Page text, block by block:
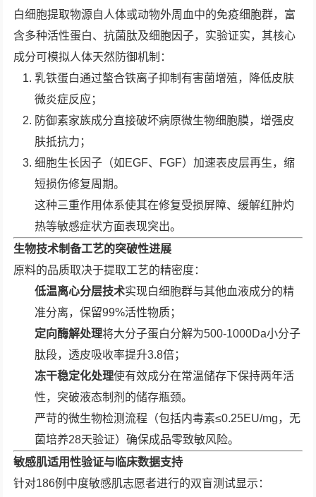
白细胞提取物源自人体或动物外周血中的免疫细胞群，富
含多种活性蛋白、抗菌肽及细胞因子，实验证实，其核心
成分可模拟人体天然防御机制：
乳铁蛋白通过螯合铁离子抑制有害菌增殖，降低皮肤
微炎症反应；
防御素家族成分直接破坏病原微生物细胞膜，增强皮
肤抵抗力；
细胞生长因子（如EGF、FGF）加速表皮层再生，缩
短损伤修复周期。
这种三重作用体系使其在修复受损屏障、缓解红肿灼
热等敏感症状方面表现突出。
生物技术制备工艺的突破性进展
原料的品质取决于提取工艺的精密度：
低温离心分层技术实现白细胞群与其他血液成分的精
准分离，保留99%活性物质；
定向酶解处理将大分子蛋白分解为500-1000Da小分子
肽段，透皮吸收率提升3.8倍；
冻干稳定化处理使有效成分在常温储存下保持两年活
性，突破液态制剂的储存瓶颈。
严苛的微生物检测流程（包括内毒素≤0.25EU/mg，无
菌培养28天验证）确保成品零致敏风险。
敏感肌适用性验证与临床数据支持
针对186例中度敏感肌志愿者进行的双盲测试显示：